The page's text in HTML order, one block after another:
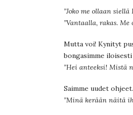
”Joko me ollaan siellä
”Vantaalla, rakas.
Mutta voi! Kynityt
bongasimme
”Hei anteeksi! Mistä
Saimme uudet
”Minä kerään näitä